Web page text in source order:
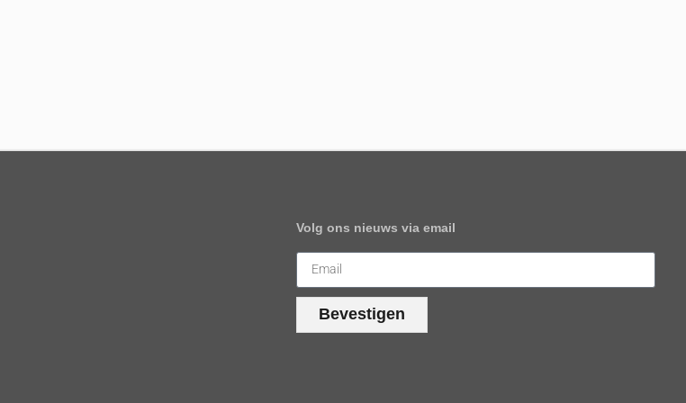
Volg ons nieuws via email
Bevestigen